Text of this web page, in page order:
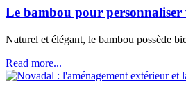
Le bambou pour personnaliser
Naturel et élégant, le bambou possède
Read more...